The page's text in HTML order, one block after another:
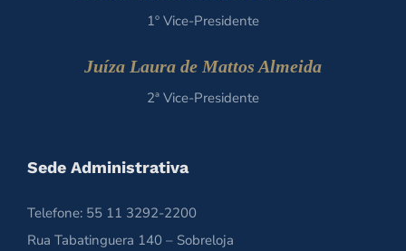
1º Vice-Presidente
Juíza Laura de Mattos Almeida
2ª Vice-Presidente
Sede Administrativa
Telefone: 55 11 3292-2200
Rua Tabatinguera 140 – Sobreloja